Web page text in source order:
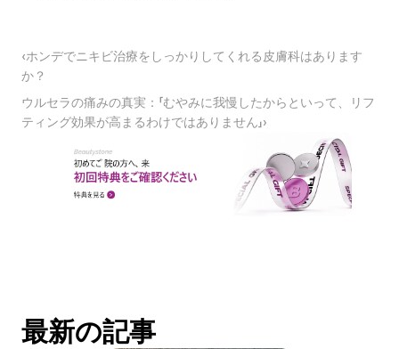
‹ホンデでニキビ治療をしっかりしてくれる皮膚科はあります
か？
ウルセラの痛みの真実：「むやみに我慢したからといって、リフ
ティング効果が高まるわけではありません」›
最新の記事